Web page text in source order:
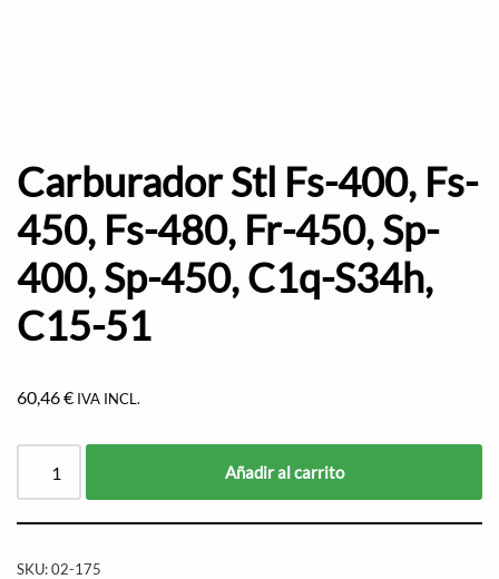
Carburador Stl Fs-400, Fs-
450, Fs-480, Fr-450, Sp-
400, Sp-450, C1q-S34h,
C15-51
60,46€ IVA INCL.
Añadir al carrito
SKU:02-175